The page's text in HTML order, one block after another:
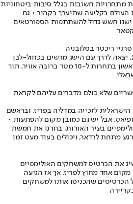
מתחרויות חשובות בגלל סיבות ביטחוניות
בקליעה שתיערך בקהיר • גם
חשש גדול להשתתפות הספורטאים
ריכטר בסלובניה
עונת הקליעה החדשה ל-2025, יצאה לדרך עם הישג מרשים בכחול-לבן
כשריכטר קטף את המקום הראשון בתחרות ל-10 מטר ברובה אוויר, תוך
שלא כולם מדברים עליהם לקראת
לזכייה במדליה בפריז, ובראשם
אבל יש גם כמובן מקום להפתעות •
בעיר האורות, בחרנו את חמשת
מתחת לרדאר, ויכולים בעוד מעט זמן
את הכרטיס למשחקים האולימפיים
אחד מחוץ לפריז, אך אז הגיעה
שהכניסו אותו למשחקים